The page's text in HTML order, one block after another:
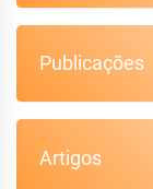
Publicações
Artigos